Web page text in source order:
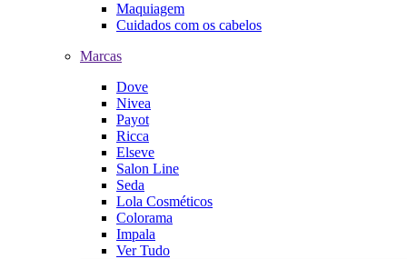
Maquiagem
Cuidados com os cabelos
Marcas
Dove
Nivea
Payot
Ricca
Elseve
Salon Line
Seda
Lola Cosméticos
Colorama
Impala
Ver Tudo